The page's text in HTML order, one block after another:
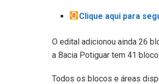
Clique aqui para
O edital adicionou ainda 26
a Bacia Potiguar tem 41
Todos os blocos e áreas